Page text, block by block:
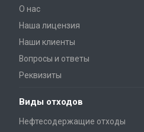
О нас
Наша лицензия
Наши клиенты
Вопросы и ответы
Реквизиты
Виды отходов
Нефтесодержащие отходы